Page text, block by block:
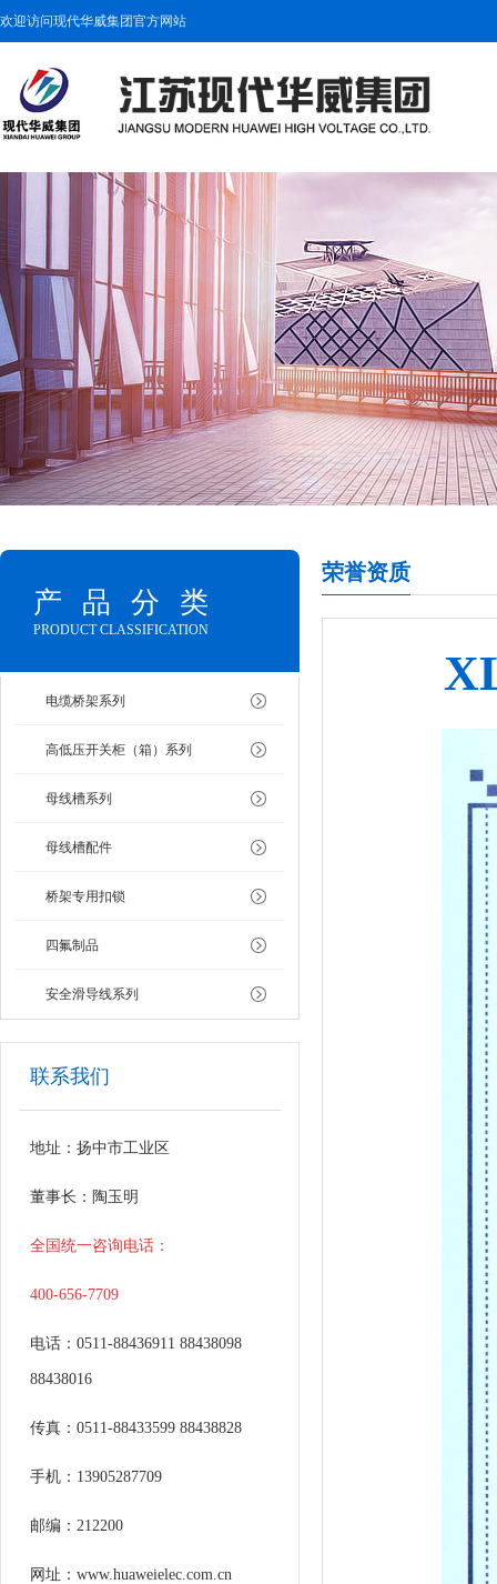
欢迎访问现代华威集团官方网站
产品分类
PRODUCT CLASSIFICATION
电缆桥架系列
高低压开关柜（箱）系列
母线槽系列
母线槽配件
桥架专用扣锁
四氟制品
安全滑导线系列
联系我们
地址：扬中市工业区
董事长：陶玉明
全国统一咨询电话：
400-656-7709
电话：0511-88436911 88438098
88438016
传真：0511-88433599 88438828
手机：13905287709
邮编：212200
网址：www.huaweielec.com.cn
荣誉资质